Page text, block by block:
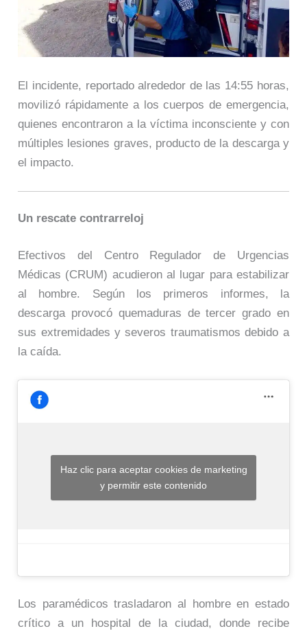
El incidente, reportado alrededor de las 14:55 horas,
movilizó rápidamente a los cuerpos de emergencia,
quienes encontraron a la víctima inconsciente y con
múltiples lesiones graves, producto de la descarga y
el impacto.
Un rescate contrarreloj
Efectivos del Centro Regulador de Urgencias
Médicas (CRUM) acudieron al lugar para estabilizar
al hombre. Según los primeros informes, la
descarga provocó quemaduras de tercer grado en
sus extremidades y severos traumatismos debido a
la caída.
Haz clic para aceptar cookies de marketing
y permitir este contenido
Los paramédicos trasladaron al hombre en estado
crítico a un hospital de la ciudad, donde recibe